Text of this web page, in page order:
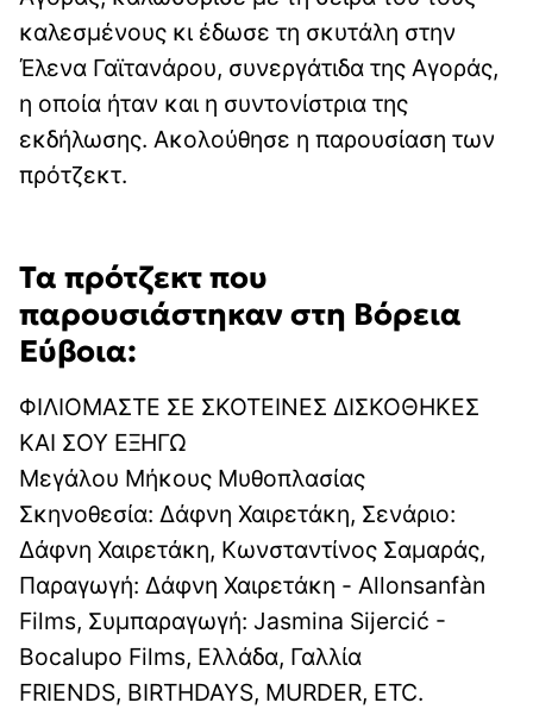
καλεσμένους κι έδωσε τη σκυτάλη στην
Έλενα Γαϊτανάρου, συνεργάτιδα της Αγοράς,
η οποία ήταν και η συντονίστρια της
εκδήλωσης. Ακολούθησε η παρουσίαση των
πρότζεκτ.
Τα πρότζεκτ που
παρουσιάστηκαν στη Βόρεια
Εύβοια:
ΦΙΛΙΟΜΑΣΤΕ ΣΕ ΣΚΟΤΕΙΝΕΣ ΔΙΣΚΟΘΗΚΕΣ
ΚΑΙ ΣΟΥ ΕΞΗΓΩ
Μεγάλου Μήκους Μυθοπλασίας
Σκηνοθεσία: Δάφνη Χαιρετάκη, Σενάριο:
Δάφνη Χαιρετάκη, Κωνσταντίνος Σαμαράς,
Παραγωγή: Δάφνη Χαιρετάκη - Allonsanfàn
Films, Συμπαραγωγή: Jasmina Sijercić -
Bocalupo Films, Ελλάδα, Γαλλία
FRIENDS, BIRTHDAYS, MURDER, ETC.